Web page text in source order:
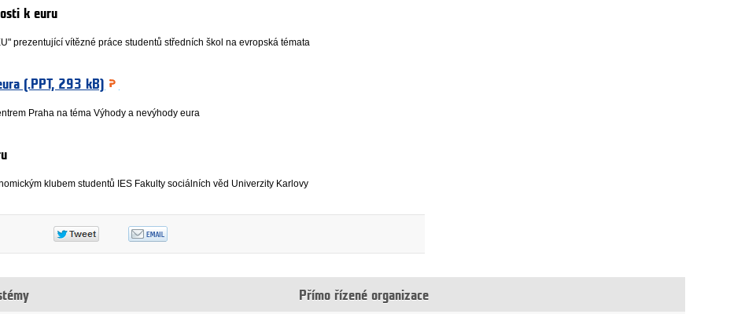
k euru
prezentující vítězné práce studentů středních škol na evropská témata
(.PPT, 293 kB)
Praha na téma Výhody a nevýhody eura
klubem studentů IES Fakulty sociálních věd Univerzity Karlovy
Přímo řízené organizace